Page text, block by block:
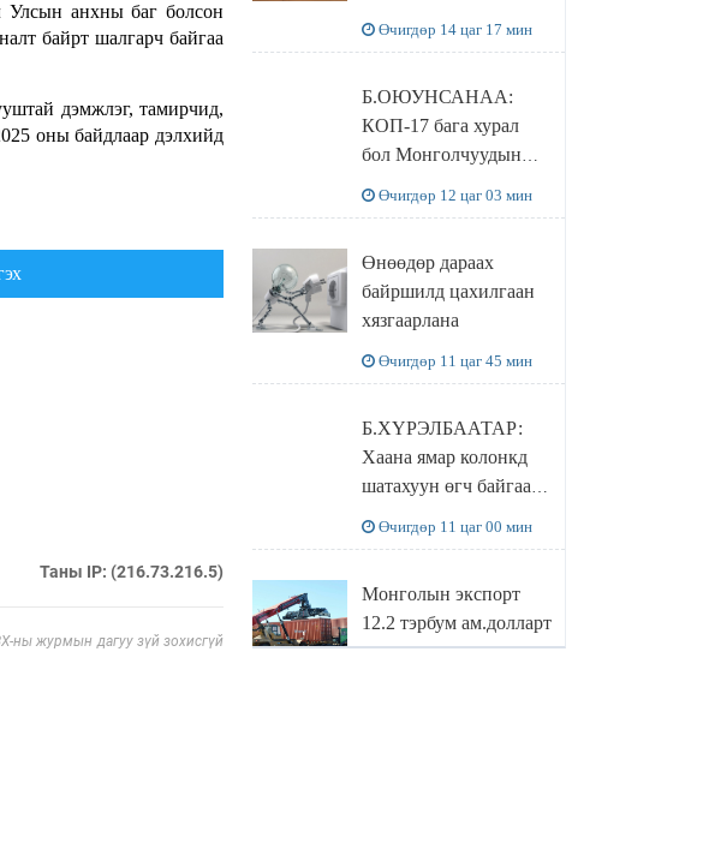
анхны баг болсон
байрт шалгарч байгаа
дэмжлэг, тамирчид,
оны байдлаар дэлхийд
Таны IP: (216.73.216.5)
ны журмын дагуу зүй зохисгүй
нөхцөл бүрдэнэ
Өчигдөр 14 цаг 17 мин
Б.ОЮУНСАНАА:
КОП-17 бага хурал
бол Монголчуудын
ДЭЛХИЙД
СУРТАЛЧИЛАХ гол
бодлого
Өчигдөр 12 цаг 03 мин
Өнөөдөр дараах
байршилд цахилгаан
хязгаарлана
Өчигдөр 11 цаг 45 мин
Б.ХҮРЭЛБААТАР:
Хаана ямар колонкд
шатахуун өгч байгаа,
боломжтой
Өчигдөр 11 цаг 00 мин
Монголын экспорт
12.2 тэрбум ам.долларт
хүрэв